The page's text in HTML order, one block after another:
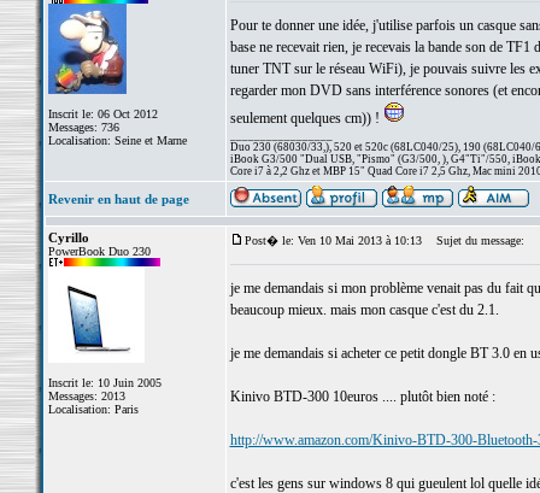
Inscrit le: 06 Oct 2012
Messages: 736
Localisation: Seine et Marne
Pour te donner une idée, j'utilise parfois un casque
base ne recevait rien, je recevais la bande son de
tuner TNT sur le réseau WiFi), je pouvais suivre les
regarder mon DVD sans interférence sonores (et
seulement quelques cm)) !
Duo 230 (68030/33,), 520 et 520c (68LC040/25), 190 (68LC040/
iBook G3/500 "Dual USB, "Pismo" (G3/500, ), G4"Ti"/550,
Core i7 à 2,2 Ghz et MBP 15" Quad Core i7 2,5 Ghz, Mac mini
Revenir en haut de page
Cyrillo
PowerBook Duo 230
Inscrit le: 10 Juin 2005
Messages: 2013
Localisation: Paris
Post� le: Ven 10 Mai 2013 à 10:13 Sujet du message:
je me demandais si mon problème venait pas du fait
beaucoup mieux. mais mon casque c'est du 2.1.
je me demandais si acheter ce petit dongle BT 3.0 en
Kinivo BTD-300 10euros .... plutôt bien noté :
http://www.amazon.com/Kinivo-BTD-300-
c'est les gens sur windows 8 qui gueulent lol quelle